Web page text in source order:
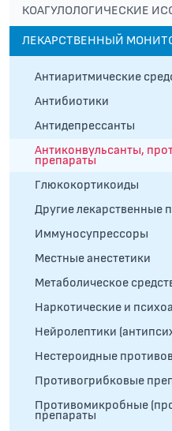
КОАГУЛОЛОГИЧЕСКИЕ
ЛЕКАРСТВЕННЫЙ
Антиаритмические
Антибиотики
Антидепрессанты
Антиконвульсанты,
препараты
Глюкокортикоиды
Другие лекарственные
Иммуносупрессоры
Местные анестетики
Метаболическое
Наркотические и
Нейролептики
Нестероидные
Противогрибковые
Противомикробные
препараты